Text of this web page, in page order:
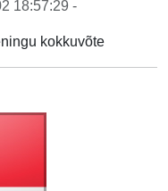
18:57:29 -
kokkuvõte